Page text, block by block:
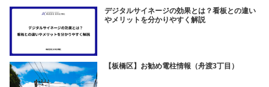
デジタルサイネージの効果とは？看板との違い
やメリットを分かりやすく解説
【板橋区】お勧め電柱情報（舟渡3丁目）